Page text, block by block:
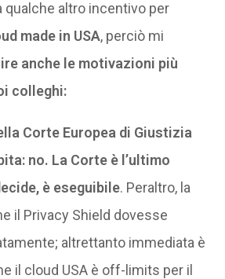
qualche altro incentivo per
made in USA, perciò mi
anche le motivazioni più
colleghi:
Corte Europea di Giustizia
no. La Corte è l’ultimo
è eseguibile. Peraltro, la
il Privacy Shield dovesse
altrettanto immediata è
il cloud USA è off-limits per il